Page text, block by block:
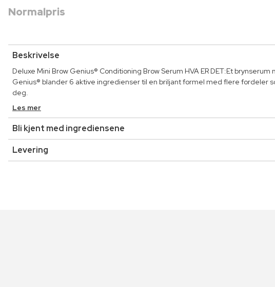
Normalpris
Beskrivelse
Deluxe Mini Brow Genius® Conditioning Brow Serum HVA ER DET:Et
Genius® blander 6 aktive ingredienser til en briljant formel med flere fordeler
deg.
Les mer
Bli kjent med ingrediensene
Levering